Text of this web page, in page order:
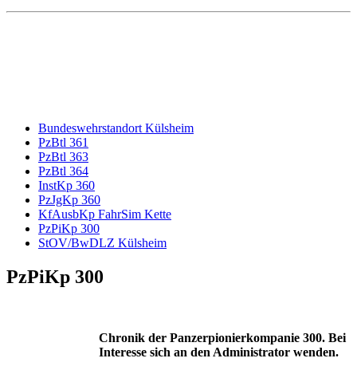
Bundeswehrstandort Külsheim
PzBtl 361
PzBtl 363
PzBtl 364
InstKp 360
PzJgKp 360
KfAusbKp FahrSim Kette
PzPiKp 300
StOV/BwDLZ Külsheim
PzPiKp 300
Chronik der Panzerpionierkompanie 300. Bei
Interesse sich an den Administrator wenden.